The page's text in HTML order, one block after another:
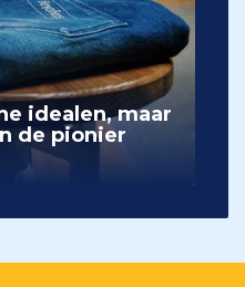
idealen, maar
de pionier